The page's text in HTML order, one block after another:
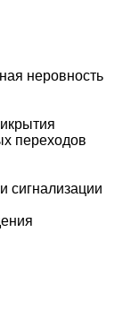
неровность
переходов
сигнализации